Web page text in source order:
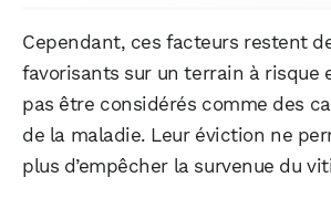
Cependant, ces facteurs restent
favorisants sur un terrain à risque
pas être considérés comme des
de la maladie. Leur éviction ne
plus d’empêcher la survenue du
WhatsApp Telegram